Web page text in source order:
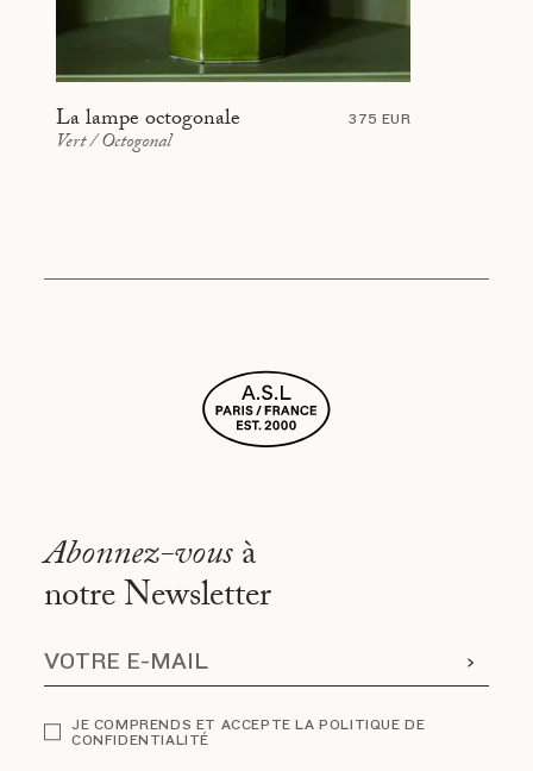
La lampe octogonale 375 EUR
Vert / Octogonal
Abonnez-vousà
notre Newsletter
JE COMPRENDS ET ACCEPTE LA POLITIQUE DE
CONFIDENTIALITÉ